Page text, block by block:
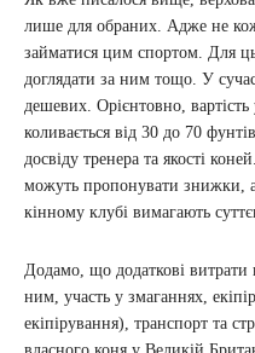
лише для обраних. Адже не
займатися цим спортом. Для
доглядати за ним тощо. У
дешевих. Орієнтовно, вартість
коливається від 30 до 70
досвіду тренера та якості
можуть пропонувати знижки,
кінному клубі вимагають
Додамо, що додаткові витрати
ним, участь у змаганнях,
екіпірування), транспорт та